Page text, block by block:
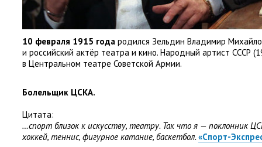
10 февраля 1915 года родился Зельдин Владимир
и российский актёр театра и кино. Народный артист СССР (
в Центральном театре Советской Армии.
Болельщик ЦСКА.
Цитата:
…спорт близок к искусству, театру. Так что я — поклонник
хоккей, теннис, фигурное катание, баскетбол.«Спорт-